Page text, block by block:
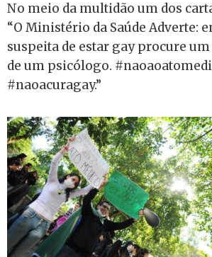
No meio da multidão um dos
“O Ministério da Saúde Adverte:
suspeita de estar gay procure
de um psicólogo.
#naoacuragay.”